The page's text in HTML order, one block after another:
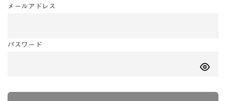
メールアドレス
パスワード